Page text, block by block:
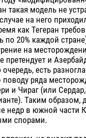
такая модель не
на него
как Тегеран
по 20% каждой
на
претендует и
есть
ряда
и Чираг (или
Таким образом,
недр в южной части
спорами.